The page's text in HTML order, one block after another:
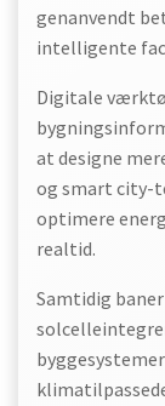
genanvendt
intelligente
Digitale
at designe
og smart city-
optimere
realtid.
Samtidig